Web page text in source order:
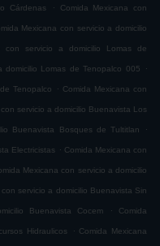
Cárdenas . Comida Mexicana con
Mexicana con servicio a domicilio
con servicio a domicilio Lomas de
domicilio Lomas de Tenopalco 005 .
Tenopalco . Comida Mexicana con
servicio a domicilio Buenavista Los
Buenavista Bosques de Tultitlan .
Electricistas . Comida Mexicana con
Mexicana con servicio a domicilio
servicio a domicilio Buenavista Sin
Buenavista Cocem . Comida
Hidraulicos . Comida Mexicana